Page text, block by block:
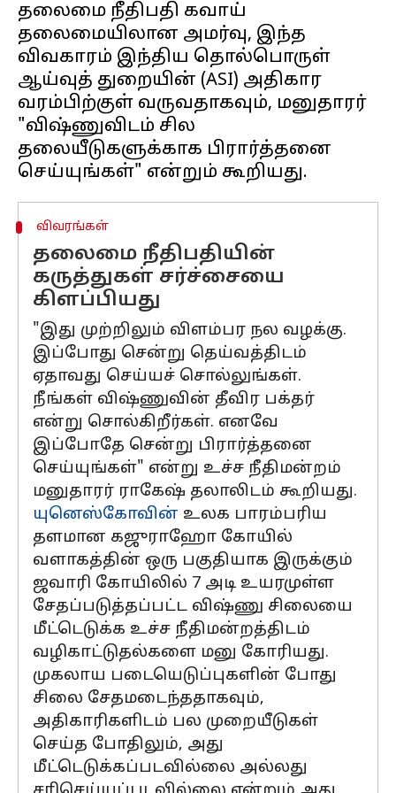
தலைமை நீதிபதி கவாய்
தலைமையிலான அமர்வு, இந்த
விவகாரம் இந்திய தொல்பொருள்
ஆய்வுத் துறையின் (ASI) அதிகார
வரம்பிற்குள் வருவதாகவும், மனுதாரர்
"விஷ்ணுவிடம் சில
தலையீடுகளுக்காக பிரார்த்தனை
விவரங்கள்
தலைமை நீதிபதியின்
கருத்துகள் சர்ச்சையை
கிளப்பியது
"இது முற்றிலும் விளம்பர நல வழக்கு.
இப்போது சென்று தெய்வத்திடம்
ஏதாவது செய்யச் சொல்லுங்கள்.
நீங்கள் விஷ்ணுவின் தீவிர பக்தர்
என்று சொல்கிறீர்கள். எனவே
இப்போதே சென்று பிரார்த்தனை
செய்யுங்கள்" என்று உச்ச நீதிமன்றம்
மனுதாரர் ராகேஷ் தலாலிடம் கூறியது.
யுனெஸ்கோவின் உலக பாரம்பரிய
தளமான கஜுராஹோ கோயில்
வளாகத்தின் ஒரு பகுதியாக இருக்கும்
ஜவாரி கோயிலில் 7 அடி உயரமுள்ள
சேதப்படுத்தப்பட்ட விஷ்ணு சிலையை
மீட்டெடுக்க உச்ச நீதிமன்றத்திடம்
வழிகாட்டுதல்களை மனு கோரியது.
முகலாய படையெடுப்புகளின் போது
சிலை சேதமடைந்ததாகவும்,
அதிகாரிகளிடம் பல முறையீடுகள்
செய்த போதிலும், அது
மீட்டெடுக்கப்படவில்லை அல்லது